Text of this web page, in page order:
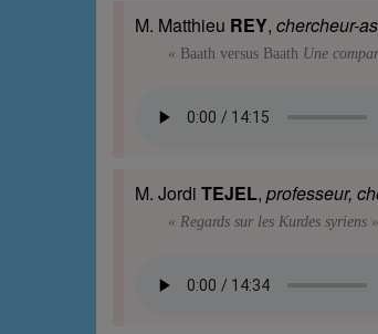
M. Matthieu REY, chercheur-
« Baath versus Baath Une
M. Jordi TEJEL, professeur,
« Regards sur les Kurdes syriens »